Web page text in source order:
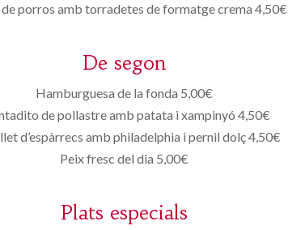
porros amb torradetes de formatge crema 4,50€
De segon
Hamburguesa de la fonda 5,00€
de pollastre amb patata i xampinyó 4,50€
d’espàrrecs amb philadelphia i pernil dolç 4,50€
Peix fresc del dia 5,00€
Plats especials